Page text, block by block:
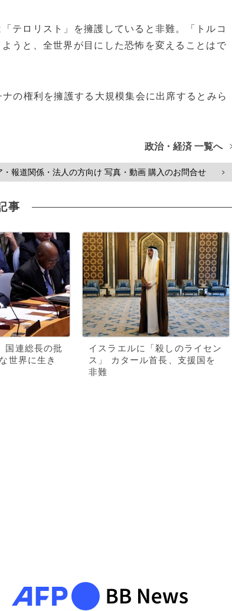
テロリスト」を擁護していると非難。「トルコ
うと、全世界が目にした恐怖を変えることはで
の権利を擁護する大規模集会に出席するとみら
政治・経済 一覧へ
・報道関係・法人の方向け 写真・動画 購入のお問合せ >
事
国連総長の批
世界に生き
イスラエルに「殺しのライセン
ス」 カタール首長、支援国を
非難